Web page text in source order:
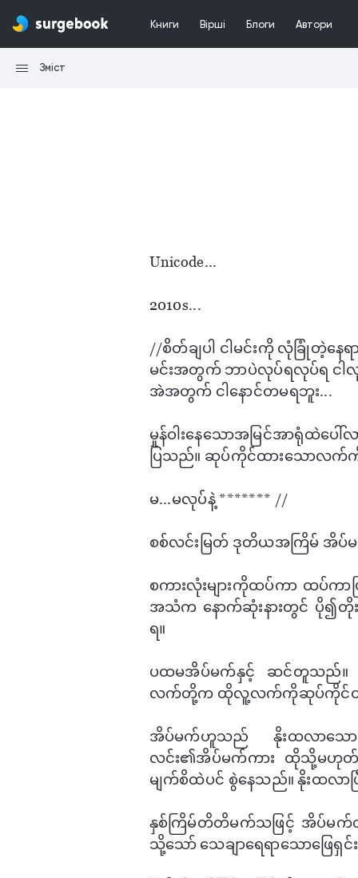
Книги Вірші Блоги Автори
Зміст
Unicode...
2010s...
//စိတ်ချပါ ငါမင်းကို လုံခြုံတဲ့​နေရ
မင်းအတွက် ဘာပဲလုပ်ရလုပ်ရ ငါ
အဲအတွက် ငါ​နောင်တမရဘူး...
မှုန်ဝါး​နေ​သောအမြင်အာရုံထဲ​​
ပြသည်။ ဆုပ်ကိုင်ထား​သောလက်
မ...မလုပ်နဲ့ ******* //
စစ်လင်းမြတ် ဒုတိယအကြိမ် အိပ်မ
စကားလုံးများကိုထပ်ကာ ထပ်ကာ
အသံက ​နောက်ဆုံးနားတွင် ပို၍တို
ရ။
ပထမအိပ်မက်နှင့် ဆင်တူသည်။
လက်တို့က ထိုလူ့လက်ကိုဆုပ်ကိုင်ထား
အိပ်မက်ဟူသည် နိုးထလာ​သေ
လင်း၏အိပ်မက်ကား ထိုသို့မဟု
မျက်စိထဲပင် စွဲ​နေသည်။ နိုးထလ
နှစ်ကြိမ်တိတိမက်သဖြင့် အိပ်
သို့​သော် ​သေချာ​ရေရာ​သော​ဖြေရှင်